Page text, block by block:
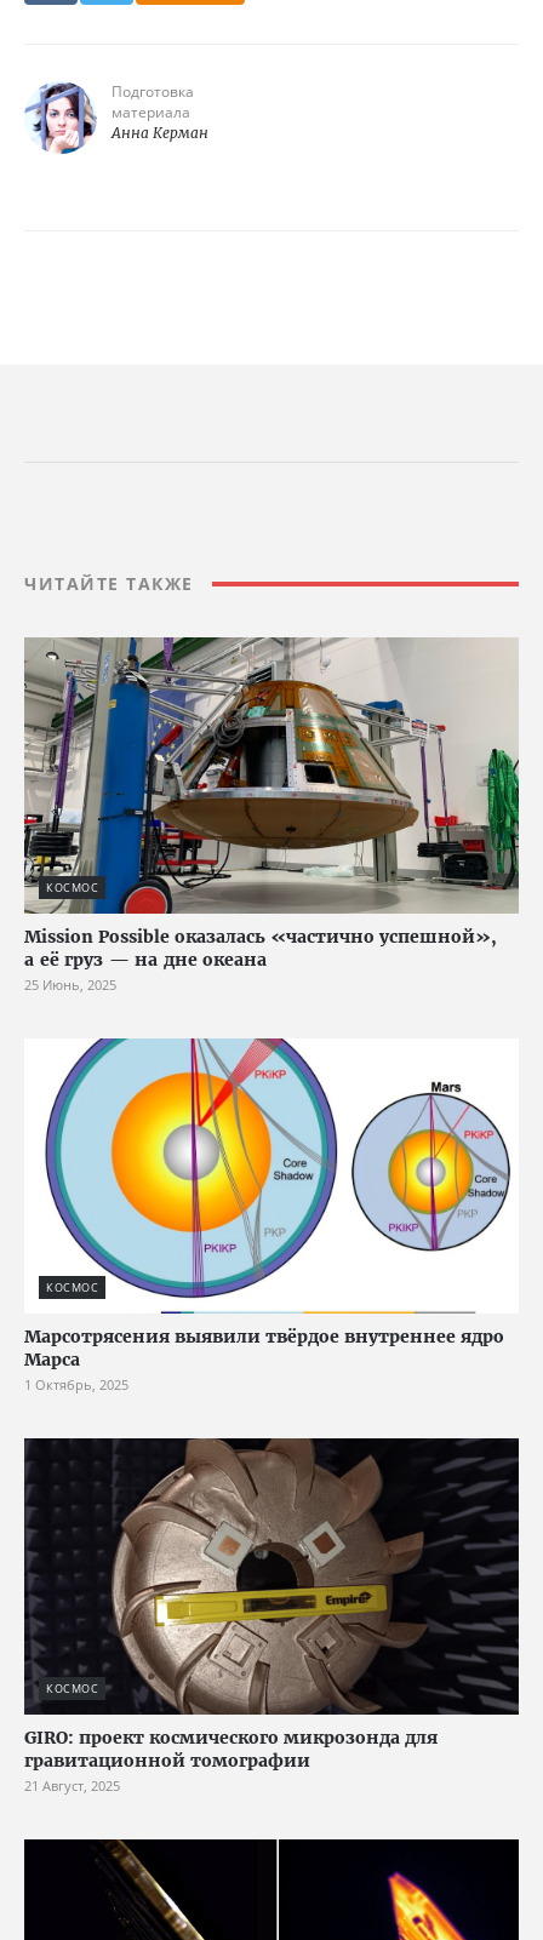
Подготовка
материала
Анна Керман
ЧИТАЙТЕ ТАКЖЕ
КОСМОС
Mission Possible оказалась «частично успешной»,
а её груз — на дне океана
25 Июнь, 2025
КОСМОС
Марсотрясения выявили твёрдое внутреннее ядро
Марса
1 Октябрь, 2025
КОСМОС
GIRO: проект космического микрозонда для
гравитационной томографии
21 Август, 2025